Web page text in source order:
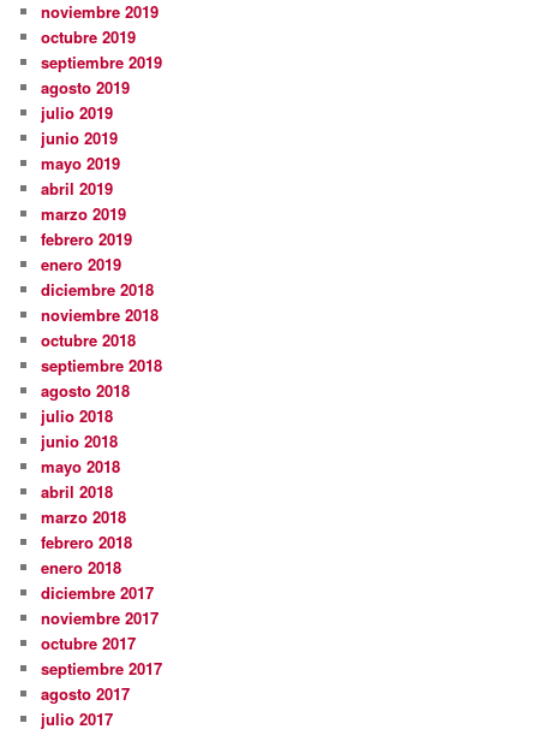
noviembre 2019
octubre 2019
septiembre 2019
agosto 2019
julio 2019
junio 2019
mayo 2019
abril 2019
marzo 2019
febrero 2019
enero 2019
diciembre 2018
noviembre 2018
octubre 2018
septiembre 2018
agosto 2018
julio 2018
junio 2018
mayo 2018
abril 2018
marzo 2018
febrero 2018
enero 2018
diciembre 2017
noviembre 2017
octubre 2017
septiembre 2017
agosto 2017
julio 2017